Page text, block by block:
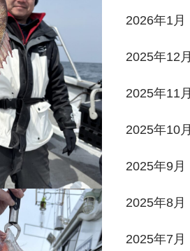
2026年1月
2025年12月
2025年11月
2025年10月
2025年9月
2025年8月
2025年7月